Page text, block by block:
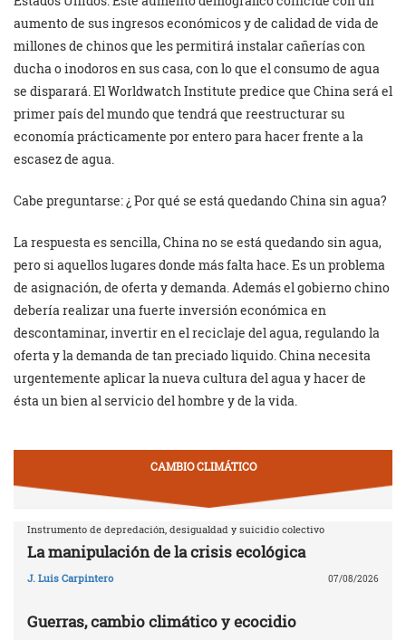
aumento de sus ingresos económicos y de calidad de vida de
millones de chinos que les permitirá instalar cañerías con
ducha o inodoros en sus casa, con lo que el consumo de agua
se disparará. El Worldwatch Institute predice que China será el
primer país del mundo que tendrá que reestructurar su
economía prácticamente por entero para hacer frente a la
escasez de agua.
Cabe preguntarse: ¿ Por qué se está quedando China sin agua?
La respuesta es sencilla, China no se está quedando sin agua,
pero si aquellos lugares donde más falta hace. Es un problema
de asignación, de oferta y demanda. Además el gobierno chino
debería realizar una fuerte inversión económica en
descontaminar, invertir en el reciclaje del agua, regulando la
oferta y la demanda de tan preciado liquido. China necesita
urgentemente aplicar la nueva cultura del agua y hacer de
ésta un bien al servicio del hombre y de la vida.
CAMBIO CLIMÁTICO
Instrumento de depredación, desigualdad y suicidio colectivo
La manipulación de la crisis ecológica
J. Luis Carpintero 07/08/2026
Guerras, cambio climático y ecocidio